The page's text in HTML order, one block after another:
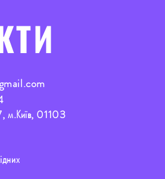
м.Київ, 01103